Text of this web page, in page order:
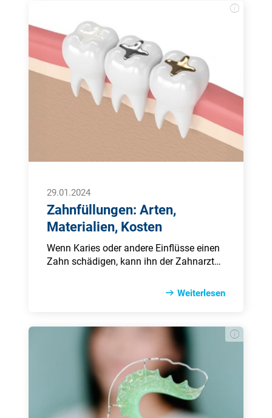
Er­kran­kun­gen. Bei re­gel­mä­ßi­ger, pro­fes­
sio­nel­ler Zahn­rei­ni­gung kann man die­sen
Pro­ble­men vor­beu­gen. Be­ste­hen Vor­er­
kran­kun­gen oder ist ei­ne Pa­tien­tin
schwan­ger, soll­ten mög­li­che Ri­si­ken ei­ner
pro­fes­sio­nel­len Zahn­rei­ni­gung im Vor­feld
ab­ge­klärt wer­den.
29.01.2024
Zahnfüllungen: Arten,
Materialien, Kosten
Wenn Karies oder andere Einflüsse einen
Zahn schädigen, kann ihn der Zahnarzt
stehen unterschiedliche Materialien zur
Gebisses.
Weiterlesen